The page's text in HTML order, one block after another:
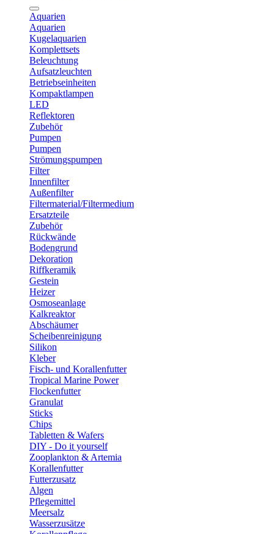
Aquarien
Aquarien
Kugelaquarien
Komplettsets
Beleuchtung
Aufsatzleuchten
Betriebseinheiten
Kompaktlampen
LED
Reflektoren
Zubehör
Pumpen
Pumpen
Strömungspumpen
Filter
Innenfilter
Außenfilter
Filtermaterial/Filtermedium
Ersatzteile
Zubehör
Rückwände
Bodengrund
Dekoration
Riffkeramik
Gestein
Heizer
Osmoseanlage
Kalkreaktor
Abschäumer
Scheibenreinigung
Silikon
Kleber
Fisch- und Korallenfutter
Tropical Marine Power
Flockenfutter
Granulat
Sticks
Chips
Tabletten & Wafers
DIY - Do it yourself
Zooplankton & Artemia
Korallenfutter
Futterzusatz
Algen
Pflegemittel
Meersalz
Wasserzusätze